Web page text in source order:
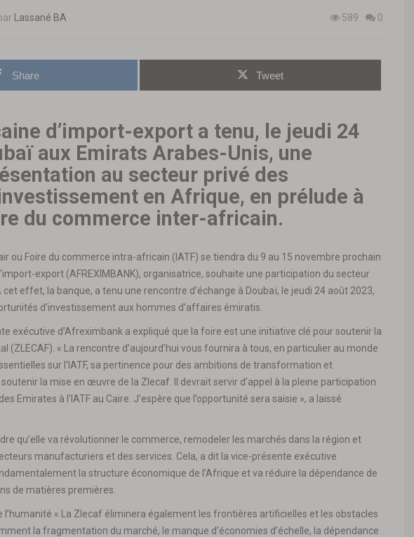
Lassané BA 589 0
Share Tweet
d’import-export a tenu, le jeudi 24
aux Emirats Arabes-Unis, une
au secteur privé des
en Afrique, en prélude à
du commerce inter-africain.
ou Foire du commerce intra-africain (IATF) se tiendra du 9 au 15 novembre prochain
export (AFREXIMBANK), organisatrice, souhaite une participation du secteur
effet, la banque, a tenu une rencontre d’échange à Doubaï, le jeudi 24 août 2023,
d’investissement aux hommes d’affaires émiratis.
exécutive d’Afreximbank a expliqué que la foire est une initiative clé pour soutenir la
(ZLECAF). « La rencontre d’aujourd’hui vous fournira à tous, en particulier au monde
sur l’IATF, sa pertinence pour des ambitions de transformation et
la mise en œuvre de la Zlecaf. Il devrait servir d’appel à la pleine participation
Emirates à l’IATF au Caire. J’espère que l’opportunité sera saisie », a laissé
qu’elle va révolutionner le commerce, remodeler les marchés dans la région et
manufacturiers et des services. Cela, a dit la vice-présente exécutive
la structure économique de l’Afrique et va réduire la dépendance de
de matières premières.
l’humanité « La Zlecaf éliminera également les frontières artificielles et les obstacles
la fragmentation du marché, le manque d’économies d’échelle, la dépendance